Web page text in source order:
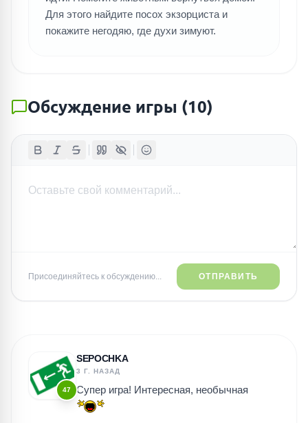
Для этого найдите посох экзорциста и
покажите негодяю, где духи зимуют.
Обсуждение игры (10)
Присоединяйтесь к обсуждению... ОТПРАВИТЬ
47
SEPOCHKA
3 Г. НАЗАД
Супер игра! Интересная, необычная